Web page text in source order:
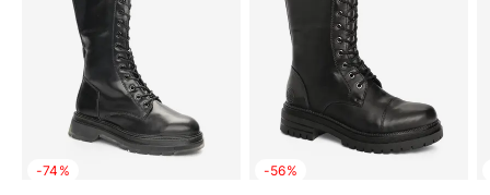
-74% -56%